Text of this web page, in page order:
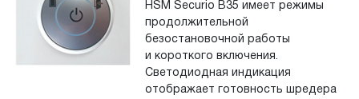
HSM Securio B35 имеет режимы
продолжительной
безостановочной работы
и короткого включения.
Светодиодная индикация
отображает готовность шредера